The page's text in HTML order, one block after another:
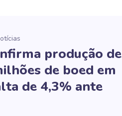
produção de
de boed em
de 4,3% ante